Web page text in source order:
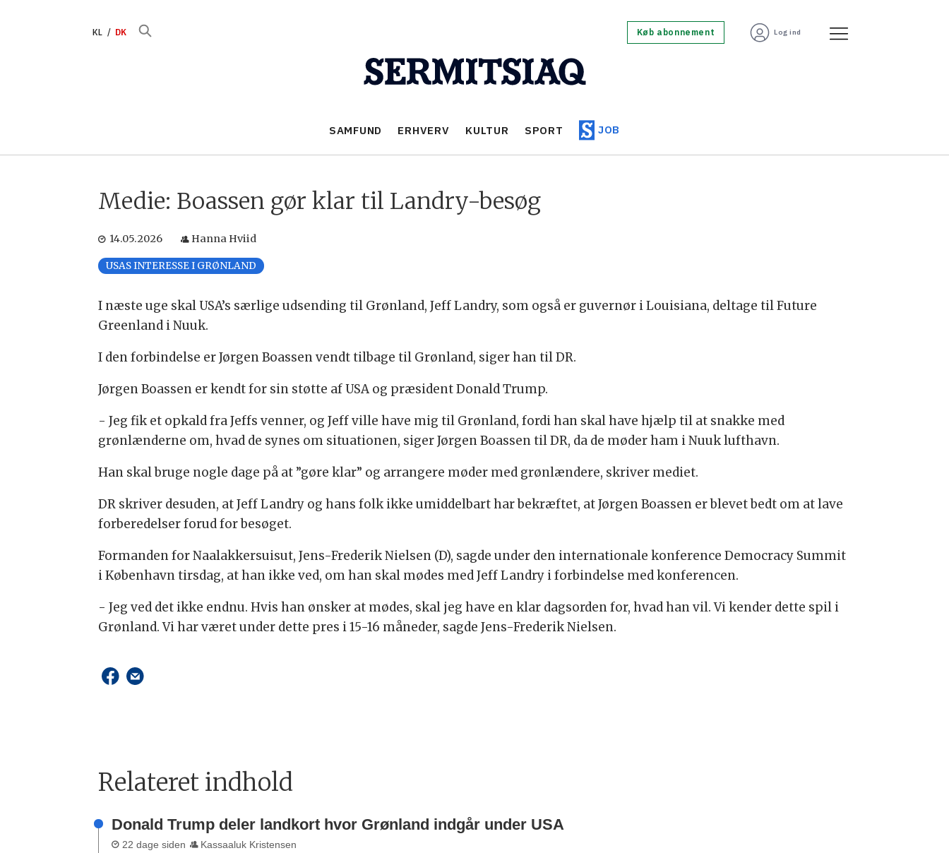
KL DK Køb abonnement Log ind
SAMFUND ERHVERV KULTUR SPORT JOB
Medie: Boassen gør klar til Landry-besøg
14.05.2026 Hanna Hviid
USAS INTERESSE I GRØNLAND
I næste uge skal USA’s særlige udsending til Grønland, Jeff Landry, som også er guvernør i Louisiana, deltage til Future
Greenland i Nuuk.
I den forbindelse er Jørgen Boassen vendt tilbage til Grønland, siger han til DR.
Jørgen Boassen er kendt for sin støtte af USA og præsident Donald Trump.
- Jeg fik et opkald fra Jeffs venner, og Jeff ville have mig til Grønland, fordi han skal have hjælp til at snakke med
grønlænderne om, hvad de synes om situationen, siger Jørgen Boassen til DR, da de møder ham i Nuuk lufthavn.
Han skal bruge nogle dage på at ”gøre klar” og arrangere møder med grønlændere, skriver mediet.
DR skriver desuden, at Jeff Landry og hans folk ikke umiddelbart har bekræftet, at Jørgen Boassen er blevet bedt om at lave
forberedelser forud for besøget.
Formanden for Naalakkersuisut, Jens-Frederik Nielsen (D), sagde under den internationale konference Democracy Summit
i København tirsdag, at han ikke ved, om han skal mødes med Jeff Landry i forbindelse med konferencen.
- Jeg ved det ikke endnu. Hvis han ønsker at mødes, skal jeg have en klar dagsorden for, hvad han vil. Vi kender dette spil i
Grønland. Vi har været under dette pres i 15-16 måneder, sagde Jens-Frederik Nielsen.
Relateret indhold
Donald Trump deler landkort hvor Grønland indgår under USA
22 dage siden Kassaaluk Kristensen